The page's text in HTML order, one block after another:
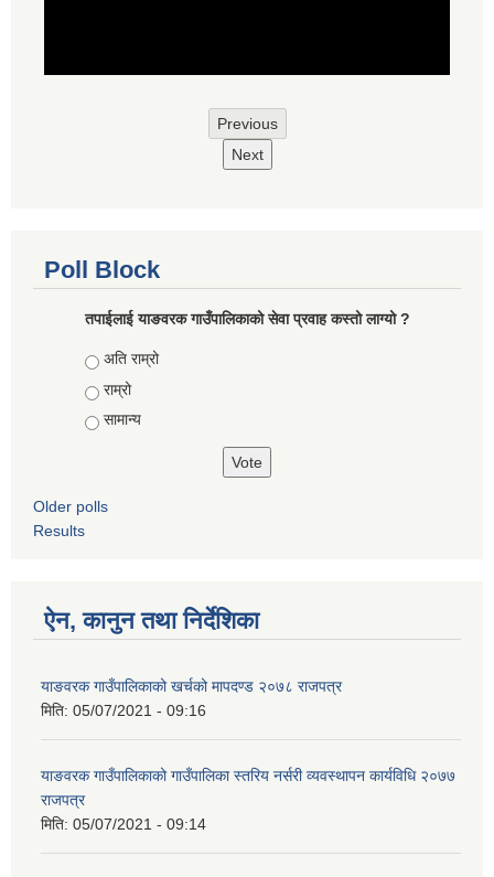
Previous
Next
Poll Block
तपाईलाई याङवरक गाउँपालिकाको सेवा प्रवाह कस्तो लाग्यो ?
Choices
अति राम्रो
राम्रो
सामान्य
Older polls
Results
ऐन, कानुन तथा निर्देशिका
याङवरक गाउँपालिकाको खर्चको मापदण्ड २०७८ राजपत्र
मिति: 05/07/2021 - 09:16
याङवरक गाउँपालिकाको गाउँपालिका स्तरिय नर्सरी व्यवस्थापन कार्यविधि २०७७
राजपत्र
मिति: 05/07/2021 - 09:14